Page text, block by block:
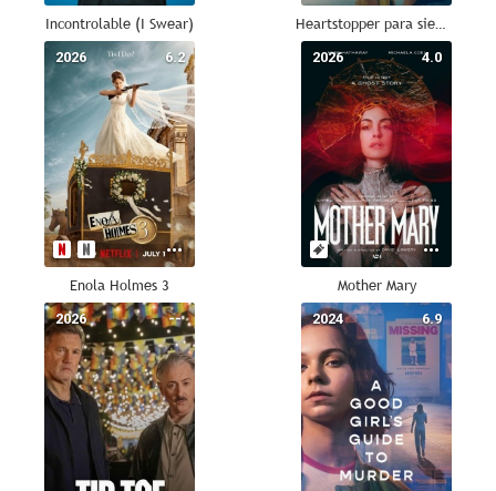
Incontrolable (I Swear) Heartstopper para siempre
6.2
2026
Enola Holmes 3
4.0
2026
Mother Mary
--
2026 6.9
2024